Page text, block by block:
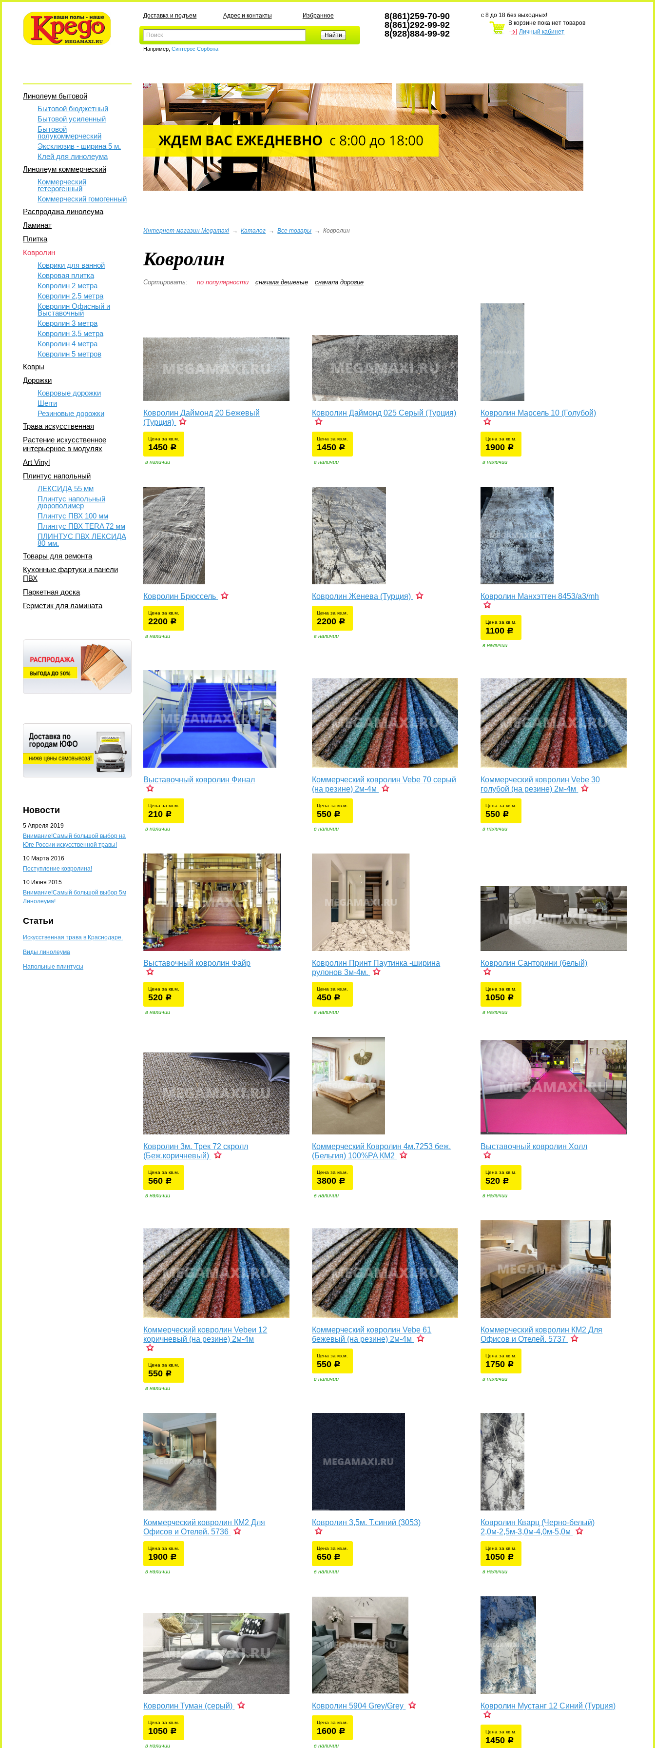
Доставка и подъем Адрес и контакты Избранное
Например,Синтерос Сорбона
8(861)259-70-90
8(861)292-99-92
8(928)884-99-92
с 8 до 18 без выходных!
В корзине пока нет товаров
Личный кабинет
Линолеум бытовой
Бытовой бюджетный
Бытовой усиленный
Бытовой
полукоммерческий
Эксклюзив - ширина 5 м.
Клей для линолеума
Линолеум коммерческий
Коммерческий
гетерогенный
Коммерческий гомогенный
Распродажа линолеума
Ламинат
Плитка
Ковролин
Коврики для ванной
Ковровая плитка
Ковролин 2 метра
Ковролин 2,5 метра
Ковролин Офисный и
Выставочный
Ковролин 3 метра
Ковролин 3,5 метра
Ковролин 4 метра
Ковролин 5 метров
Ковры
Дорожки
Ковровые дорожки
Шегги
Резиновые дорожки
Трава искусственная
Растение искусственное
интерьерное в модулях
Art Vinyl
Плинтус напольный
ЛЕКСИДА 55 мм
Плинтус напольный
дюрополимер
Плинтус ПВХ 100 мм
Плинтус ПВХ TERA 72 мм
ПЛИНТУС ПВХ ЛЕКСИДА
80 мм.
Товары для ремонта
Кухонные фартуки и панели
ПВХ
Паркетная доска
Герметик для ламината
Новости
5 Апреля 2019
Внимание!Самый большой выбор на
Юге России искусственной травы!
10 Марта 2016
Поступление ковролина!
10 Июня 2015
Внимание!Самый большой выбор 5м
Линолеума!
Статьи
Искусственная трава в Краснодаре.
Виды линолеума
Напольные плинтусы
Интернет-магазин Megamaxi →Каталог →Все товары →Ковролин
Ковролин
Сортировать: по популярности сначала дешевые сначала дорогие
Ковролин Даймонд 20 Бежевый
(Турция)
Цена за кв.м.
1450 р
в наличии
Ковролин Даймонд 025 Серый (Турция)
Цена за кв.м.
1450 р
в наличии
Ковролин Марсель 10 (Голубой)
Цена за кв.м.
1900 р
в наличии
Ковролин Брюссель
Цена за кв.м.
2200 р
в наличии
Ковролин Женева (Турция)
Цена за кв.м.
2200 р
в наличии
Ковролин Манхэттен 8453/а3/mh
Цена за кв.м.
1100 р
в наличии
Выставочный ковролин Финал
Цена за кв.м.
210 р
в наличии
Коммерческий ковролин Vebe 70 серый
(на резине) 2м-4м
Цена за кв.м.
550 р
в наличии
Коммерческий ковролин Vebe 30
голубой (на резине) 2м-4м
Цена за кв.м.
550 р
в наличии
Выставочный ковролин Файр
Цена за кв.м.
520 р
в наличии
Ковролин Принт Паутинка -ширина
рулонов 3м-4м.
Цена за кв.м.
450 р
в наличии
Ковролин Санторини (белый)
Цена за кв.м.
1050 р
в наличии
Ковролин 3м. Трек 72 скролл
(Беж.коричневый)
Цена за кв.м.
560 р
в наличии
Коммерческий Ковролин 4м.7253 беж.
(Бельгия) 100%PA КМ2
Цена за кв.м.
3800 р
в наличии
Выставочный ковролин Холл
Цена за кв.м.
520 р
в наличии
Коммерческий ковролин Vebeи 12
коричневый (на резине) 2м-4м
Цена за кв.м.
550 р
в наличии
Коммерческий ковролин Vebe 61
бежевый (на резине) 2м-4м
Цена за кв.м.
550 р
в наличии
Коммерческий ковролин КМ2 Для
Офисов и Отелей. 5737
Цена за кв.м.
1750 р
в наличии
Коммерческий ковролин КМ2 Для
Офисов и Отелей. 5736
Цена за кв.м.
1900 р
в наличии
Ковролин 3,5м. Т.синий (3053)
Цена за кв.м.
650 р
в наличии
Ковролин Кварц (Черно-белый)
2,0м-2,5м-3,0м-4,0м-5,0м
Цена за кв.м.
1050 р
в наличии
Ковролин Туман (серый)
Цена за кв.м.
1050 р
в наличии
Ковролин 5904 Grey/Grey
Цена за кв.м.
1600 р
в наличии
Ковролин Мустанг 12 Синий (Турция)
Цена за кв.м.
1450 р